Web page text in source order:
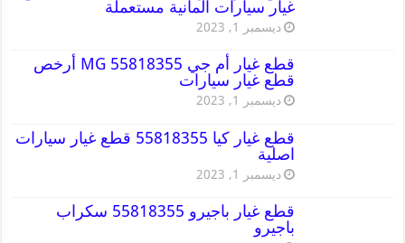
غيار سيارات المانية مستعملة
ديسمبر 1, 2023
قطع غيار أم جي MG 55818355 أرخص
قطع غيار سيارات
ديسمبر 1, 2023
قطع غيار كيا 55818355 قطع غيار سيارات
اصلية
ديسمبر 1, 2023
قطع غيار باجيرو 55818355 سكراب
باجيرو